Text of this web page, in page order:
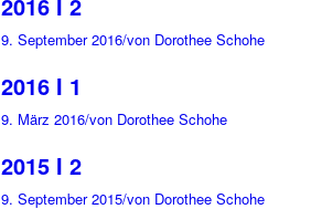
9. September 2016/von Dorothee Schohe
2016 I 1
9. März 2016/von Dorothee Schohe
2015 I 2
9. September 2015/von Dorothee Schohe